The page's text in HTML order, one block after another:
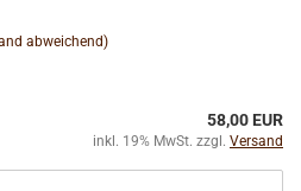
abweichend)
58,00 EUR
inkl. 19% MwSt. zzgl. Versand